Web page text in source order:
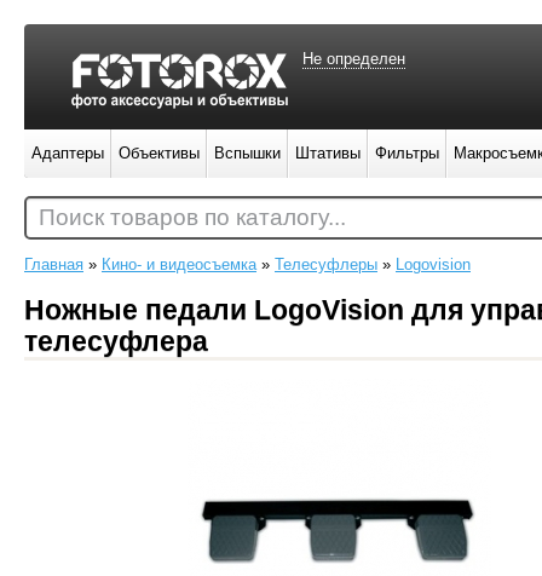
Главная » Кино- и видеосъемка» Телесуфлеры » Logovision
Ножные педали LogoVision для
телесуфлера
Не определен
Адаптеры Объективы Вспышки Штативы Фильтры
Поиск товаров по каталогу...